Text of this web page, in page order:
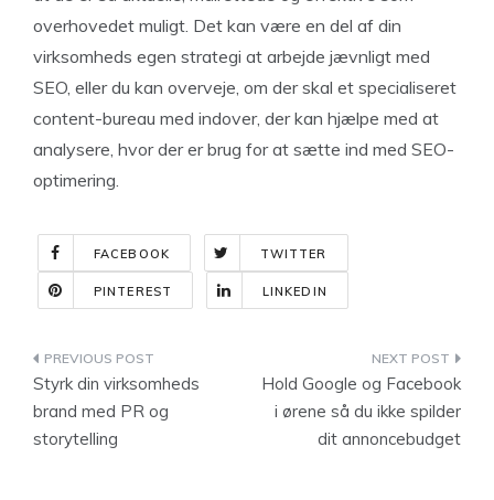
overhovedet muligt. Det kan være en del af din
virksomheds egen strategi at arbejde jævnligt med
SEO, eller du kan overveje, om der skal et specialiseret
content-bureau med indover, der kan hjælpe med at
analysere, hvor der er brug for at sætte ind med SEO-
optimering.
FACEBOOK TWITTER
PINTEREST LINKEDIN
Indlægsnavigation
Styrk din virksomheds
brand med PR og
storytelling
Hold Google og Facebook
i ørene så du ikke spilder
dit annoncebudget